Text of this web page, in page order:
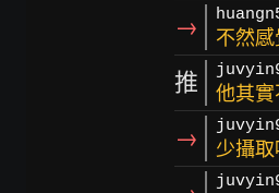
→ 不然
推 他其
→ 少攝